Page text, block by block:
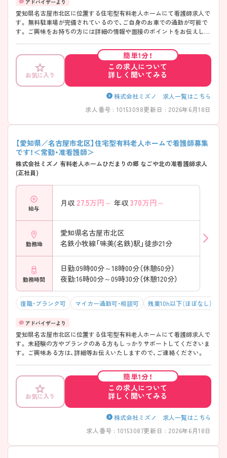
愛知県名古屋市北区に位置する住宅型有料老人ホームにて看護師求人で
す。 無料駐車場が完備されているので、ご自身のお車での通勤が可能で
す。 ご興味をお持ちの方には詳細の情報や面接のポイントをお伝えしま
お気に入り
簡単1分！
この求人について
詳しく聞いてみる
株式会社ミズノ 求人一覧はこちら
求人番号 : 10153098更新日 : 2026年6月18日
【愛知県／名古屋市北区】住宅型有料老人ホームで看護師募集
です！＜常勤・准看護師＞
株式会社ミズノ 有料老人ホームひだまりの郷 なごや北の准看護師求人
(正社員)
給与
月収 27.5万円～ 年収 370万円～
勤務地
愛知県名古屋市北区
名鉄小牧線「味美(名鉄)駅」徒歩21分
勤務時間
日勤:09時00分～18時00分（休憩60分）
夜勤:16時00分～09時30分（休憩120分）
復職・ブランク可 マイカー通勤可・相談可 残業10h以下（ほぼなし）
愛知県名古屋市北区に位置する住宅型有料老人ホームにて看護師求人で
す。 未経験の方やブランクのある方もしっかりサポートしてくださいま
す。 ご興味ある方は、詳細等お伝えいたしますので、ご連絡ください。
お気に入り
簡単1分！
この求人について
詳しく聞いてみる
株式会社ミズノ 求人一覧はこちら
求人番号 : 10153087更新日 : 2026年6月18日